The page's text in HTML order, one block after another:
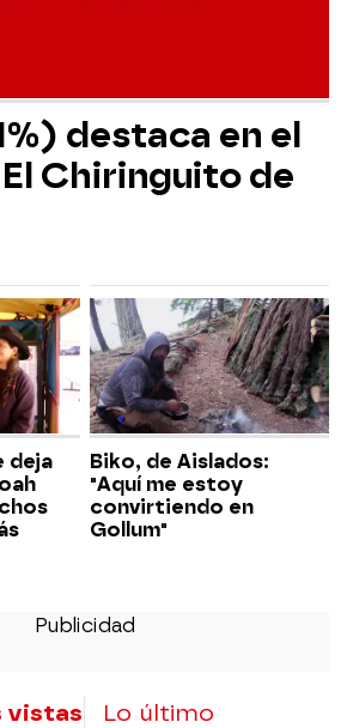
destaca en el
Chiringuito de
deja
Biko, de Aislados:
"Aquí me estoy
convirtiendo en
Gollum"
vistas Lo último